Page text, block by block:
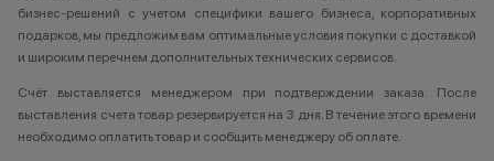
бизнес-решений с учетом специфики вашего бизнеса, корпоративных
подарков, мы предложим вам оптимальные условия покупки с доставкой
и широким перечнем дополнительных технических сервисов.
Счёт выставляется менеджером при подтверждении заказа. После
выставления счета товар резервируется на 3 дня. В течение этого времени
необходимо оплатить товар и сообщить менеджеру об оплате.